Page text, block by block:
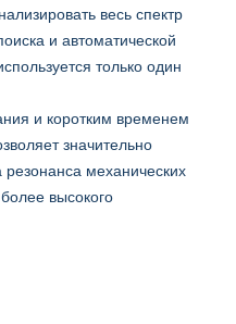
весь спектр
и автоматической
только один
и коротким временем
значительно
механических
высокого